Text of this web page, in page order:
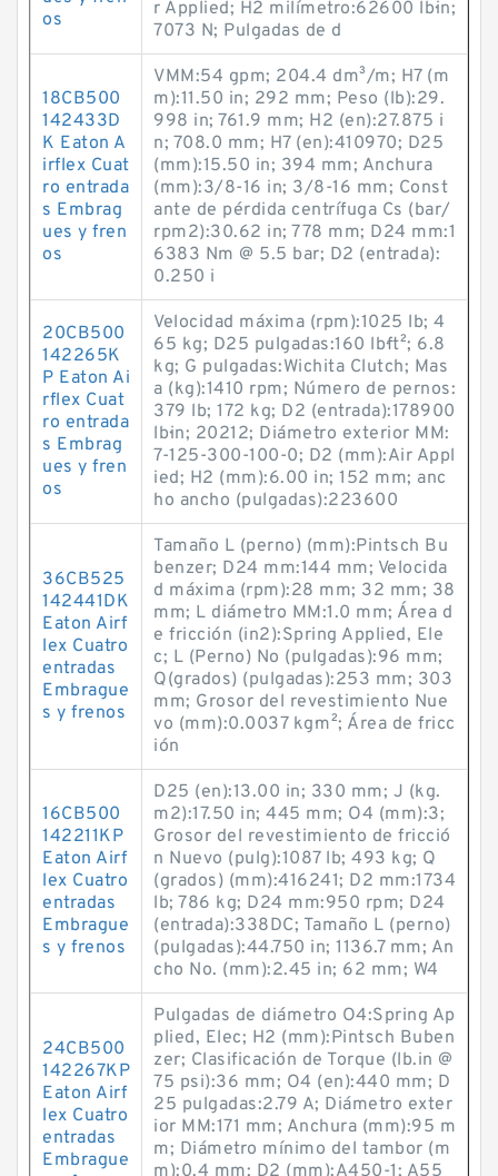
os
r Applied; H2 milímetro:62600 lb·in;
7073 N; Pulgadas de d
18CB500
142433D
K Eaton A
irflex Cuat
ro entrada
s Embrag
ues y fren
os
VMM:54 gpm; 204.4 dm³/m; H7 (m
m):11.50 in; 292 mm; Peso (lb):29.
998 in; 761.9 mm; H2 (en):27.875 i
n; 708.0 mm; H7 (en):410970; D25
(mm):15.50 in; 394 mm; Anchura
(mm):3/8-16 in; 3/8-16 mm; Const
ante de pérdida centrífuga Cs (bar/
rpm2):30.62 in; 778 mm; D24 mm:1
6383 Nm @ 5.5 bar; D2 (entrada):
0.250 i
20CB500
142265K
P Eaton Ai
rflex Cuat
ro entrada
s Embrag
ues y fren
os
Velocidad máxima (rpm):1025 lb; 4
65 kg; D25 pulgadas:160 lb·ft²; 6.8
kg; G pulgadas:Wichita Clutch; Mas
a (kg):1410 rpm; Número de pernos:
379 lb; 172 kg; D2 (entrada):178900
lb·in; 20212; Diámetro exterior MM:
7-125-300-100-0; D2 (mm):Air Appl
ied; H2 (mm):6.00 in; 152 mm; anc
ho ancho (pulgadas):223600
36CB525
142441DK
Eaton Airf
lex Cuatro
entradas
Embrague
s y frenos
Tamaño L (perno) (mm):Pintsch Bu
benzer; D24 mm:144 mm; Velocida
d máxima (rpm):28 mm; 32 mm; 38
mm; L diámetro MM:1.0 mm; Área d
e fricción (in2):Spring Applied, Ele
c; L (Perno) No (pulgadas):96 mm;
Q(grados) (pulgadas):253 mm; 303
mm; Grosor del revestimiento Nue
vo (mm):0.0037 kg·m²; Área de fricc
ión
16CB500
142211KP
Eaton Airf
lex Cuatro
entradas
Embrague
s y frenos
D25 (en):13.00 in; 330 mm; J (kg.
m2):17.50 in; 445 mm; O4 (mm):3;
Grosor del revestimiento de fricció
n Nuevo (pulg):1087 lb; 493 kg; Q
(grados) (mm):416241; D2 mm:1734
lb; 786 kg; D24 mm:950 rpm; D24
(entrada):338DC; Tamaño L (perno)
(pulgadas):44.750 in; 1136.7 mm; An
cho No. (mm):2.45 in; 62 mm; W4
24CB500
142267KP
Eaton Airf
lex Cuatro
entradas
Embrague
Pulgadas de diámetro O4:Spring Ap
plied, Elec; H2 (mm):Pintsch Buben
zer; Clasificación de Torque (lb.in @
75 psi):36 mm; O4 (en):440 mm; D
25 pulgadas:2.79 A; Diámetro exter
ior MM:171 mm; Anchura (mm):95 m
m; Diámetro mínimo del tambor (m
m):0.4 mm; D2 (mm):A450-1; A55